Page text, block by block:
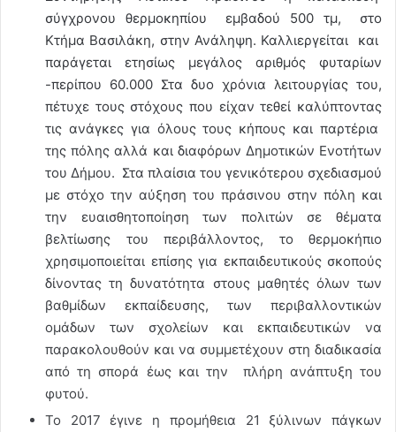
σύγχρονου θερμοκηπίου εμβαδού 500 τμ, στο
Κτήμα Βασιλάκη, στην Ανάληψη. Καλλιεργείται και
παράγεται ετησίως μεγάλος αριθμός φυταρίων
-περίπου 60.000 Στα δυο χρόνια λειτουργίας του,
πέτυχε τους στόχους που είχαν τεθεί καλύπτοντας
τις ανάγκες για όλους τους κήπους και παρτέρια
της πόλης αλλά και διαφόρων Δημοτικών Ενοτήτων
του Δήμου. Στα πλαίσια του γενικότερου σχεδιασμού
με στόχο την αύξηση του πράσινου στην πόλη και
την ευαισθητοποίηση των πολιτών σε θέματα
βελτίωσης του περιβάλλοντος, το θερμοκήπιο
χρησιμοποιείται επίσης για εκπαιδευτικούς σκοπούς
δίνοντας τη δυνατότητα στους μαθητές όλων των
βαθμίδων εκπαίδευσης, των περιβαλλοντικών
ομάδων των σχολείων και εκπαιδευτικών να
παρακολουθούν και να συμμετέχουν στη διαδικασία
από τη σπορά έως και την πλήρη ανάπτυξη του
φυτού.
Το 2017 έγινε η προμήθεια 21 ξύλινων πάγκων